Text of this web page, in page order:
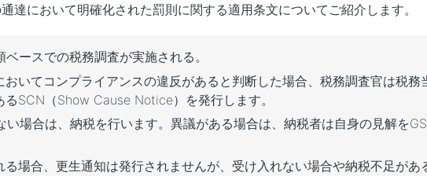
達において明確化された罰則に関する適用条文についてご紹介します。
ースでの税務調査が実施される。
いてコンプライアンスの違反があると判断した場合、税務調査官は税務
SCN（Show Cause Notice）を発行します。
場合は、納税を行います。異議がある場合は、納税者は自身の見解を
場合、更生通知は発行されませんが、受け入れない場合や納税不足があ